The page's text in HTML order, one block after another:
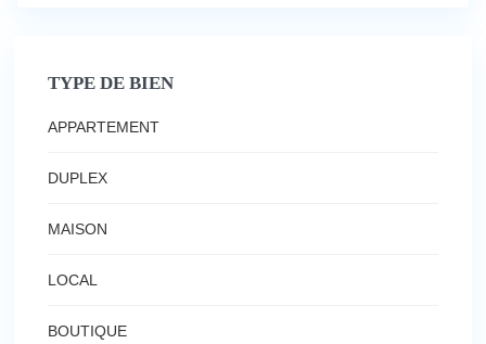
TYPE DE BIEN
APPARTEMENT
DUPLEX
MAISON
LOCAL
BOUTIQUE